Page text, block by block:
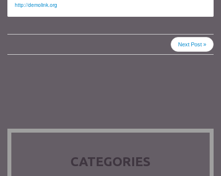
http://demolink.org
Next Post »
CATEGORIES